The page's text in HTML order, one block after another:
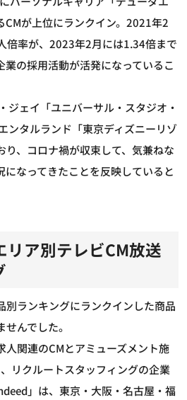
CMが上位にランクイン。2021年2
倍率が、2023年2月には1.34倍まで
業の採用活動が活発になっているこ
ジェイ「ユニバーサル・スタジオ・
ンタルランド「東京ディズニーリゾ
り、コロナ禍が収束して、気兼ねな
になってきたことを反映していると
リア別テレビCM放送
別ランキングにランクインした商品
んでした。
人関連のCMとアミューズメント施
リクルートスタッフィングの企業
」は、東京・大阪・名古屋・福